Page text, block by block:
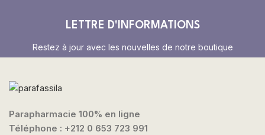
LETTRE D'INFORMATIONS
Restez à jour avec les nouvelles de notre boutique
Parapharmacie 100% en ligne
Téléphone : +212 0 653 723 991